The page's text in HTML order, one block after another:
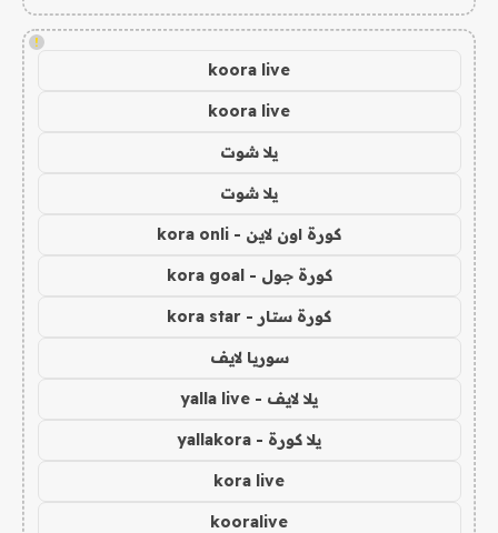
!
koora live
koora live
يلا شوت
يلا شوت
كورة اون لاين - kora onli
كورة جول - kora goal
كورة ستار - kora star
سوريا لايف
يلا لايف - yalla live
يلا كورة - yallakora
kora live
kooralive